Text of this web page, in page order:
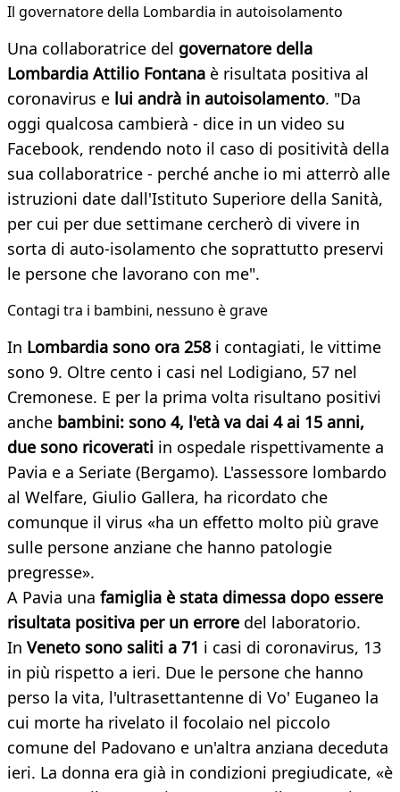
Il governatore della Lombardia in autoisolamento
Una collaboratrice del governatore della
Lombardia Attilio Fontana è risultata positiva al
coronavirus e lui andrà in autoisolamento. "Da
oggi qualcosa cambierà - dice in un video su
Facebook, rendendo noto il caso di positività della
sua collaboratrice - perché anche io mi atterrò alle
istruzioni date dall'Istituto Superiore della Sanità,
per cui per due settimane cercherò di vivere in
sorta di auto-isolamento che soprattutto preservi
le persone che lavorano con me".
Contagi tra i bambini, nessuno è grave
In Lombardia sono ora 258 i contagiati, le vittime
sono 9. Oltre cento i casi nel Lodigiano, 57 nel
Cremonese. E per la prima volta risultano positivi
anche bambini: sono 4, l'età va dai 4 ai 15 anni,
due sono ricoverati in ospedale rispettivamente a
Pavia e a Seriate (Bergamo). L'assessore lombardo
al Welfare, Giulio Gallera, ha ricordato che
comunque il virus «ha un effetto molto più grave
sulle persone anziane che hanno patologie
pregresse».
A Pavia una famiglia è stata dimessa dopo essere
risultata positiva per un errore del laboratorio.
In Veneto sono saliti a 71 i casi di coronavirus, 13
in più rispetto a ieri. Due le persone che hanno
perso la vita, l'ultrasettantenne di Vo' Euganeo la
cui morte ha rivelato il focolaio nel piccolo
comune del Padovano e un'altra anziana deceduta
ieri. La donna era già in condizioni pregiudicate, «è